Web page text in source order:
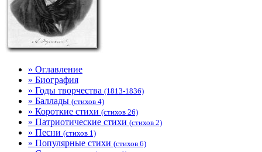
» Оглавление
» Биография
» Годы творчества (1813-1836)
» Баллады (стихов 4)
» Короткие стихи (стихов 26)
» Патриотические стихи (стихов 2)
» Песни (стихов 1)
» Популярные стихи (стихов 6)